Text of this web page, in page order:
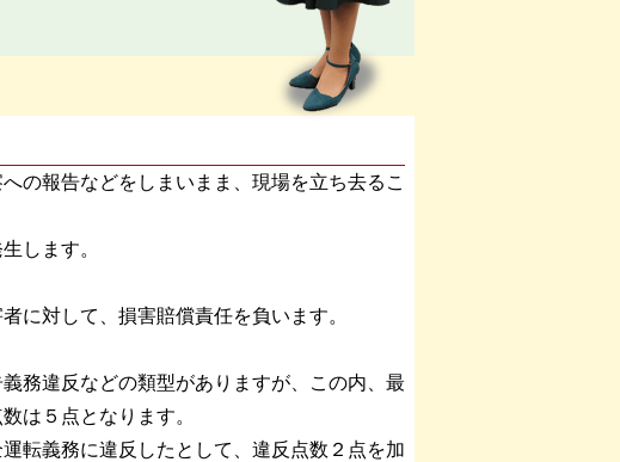
の報告などをしまいまま、現場を立ち去るこ
します。
に対して、損害賠償責任を負います。
務違反などの類型がありますが、この内、最
は５点となります。
転義務に違反したとして、違反点数２点を加